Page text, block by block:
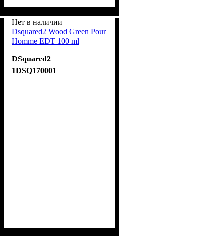
Нет в наличии
Dsquared2 Wood Green Pour
Homme EDT 100 ml
DSquared2
1DSQ170001